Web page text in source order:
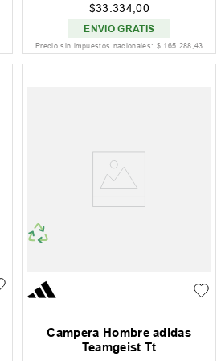
$33 334,00
ENVIO GRATIS
Precio sin impuestos nacionales: $ 165.288,43
Campera Hombre adidas
Teamgeist Tt